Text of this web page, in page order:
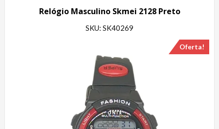
Relógio Masculino Skmei 2128 Preto
SKU: SK40269
Oferta!